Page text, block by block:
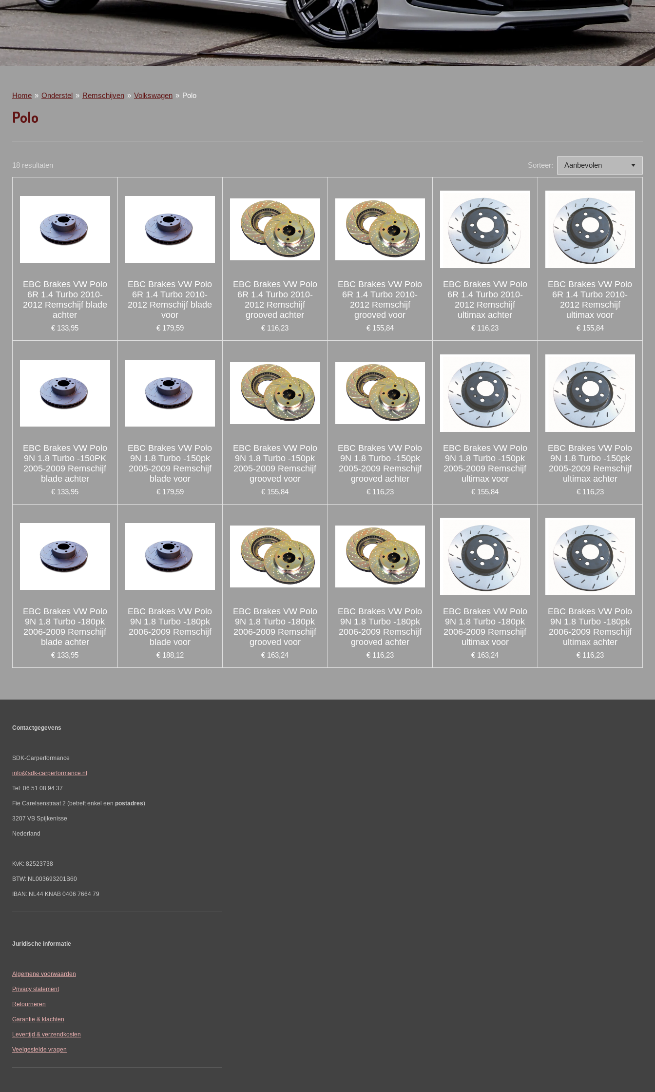
Home » Onderstel » Remschijven » Volkswagen » Polo
Polo
18 resultaten Sorteer:
EBC Brakes VW Polo
6R 1.4 Turbo 2010-
2012 Remschijf blade
achter
€ 133,95
EBC Brakes VW Polo
6R 1.4 Turbo 2010-
2012 Remschijf blade
voor
€ 179,59
EBC Brakes VW Polo
6R 1.4 Turbo 2010-
2012 Remschijf
grooved achter
€ 116,23
EBC Brakes VW Polo
6R 1.4 Turbo 2010-
2012 Remschijf
grooved voor
€ 155,84
EBC Brakes VW Polo
6R 1.4 Turbo 2010-
2012 Remschijf
ultimax achter
€ 116,23
EBC Brakes VW Polo
6R 1.4 Turbo 2010-
2012 Remschijf
ultimax voor
€ 155,84
EBC Brakes VW Polo
9N 1.8 Turbo -150PK
2005-2009 Remschijf
blade achter
€ 133,95
EBC Brakes VW Polo
9N 1.8 Turbo -150pk
2005-2009 Remschijf
blade voor
€ 179,59
EBC Brakes VW Polo
9N 1.8 Turbo -150pk
2005-2009 Remschijf
grooved voor
€ 155,84
EBC Brakes VW Polo
9N 1.8 Turbo -150pk
2005-2009 Remschijf
grooved achter
€ 116,23
EBC Brakes VW Polo
9N 1.8 Turbo -150pk
2005-2009 Remschijf
ultimax voor
€ 155,84
EBC Brakes VW Polo
9N 1.8 Turbo -150pk
2005-2009 Remschijf
ultimax achter
€ 116,23
EBC Brakes VW Polo
9N 1.8 Turbo -180pk
2006-2009 Remschijf
blade achter
€ 133,95
EBC Brakes VW Polo
9N 1.8 Turbo -180pk
2006-2009 Remschijf
blade voor
€ 188,12
EBC Brakes VW Polo
9N 1.8 Turbo -180pk
2006-2009 Remschijf
grooved voor
€ 163,24
EBC Brakes VW Polo
9N 1.8 Turbo -180pk
2006-2009 Remschijf
grooved achter
€ 116,23
EBC Brakes VW Polo
9N 1.8 Turbo -180pk
2006-2009 Remschijf
ultimax voor
€ 163,24
EBC Brakes VW Polo
9N 1.8 Turbo -180pk
2006-2009 Remschijf
ultimax achter
€ 116,23
Contactgegevens
SDK-Carperformance
info@sdk-carperformance.nl
Tel: 06 51 08 94 37
Fie Carelsenstraat 2 (betreft enkel een postadres)
3207 VB Spijkenisse
Nederland
KvK: 82523738
BTW: NL003693201B60
IBAN: NL44 KNAB 0406 7664 79
Juridische informatie
Algemene voorwaarden
Privacy statement
Retourneren
Garantie & klachten
Levertijd & verzendkosten
Veelgestelde vragen